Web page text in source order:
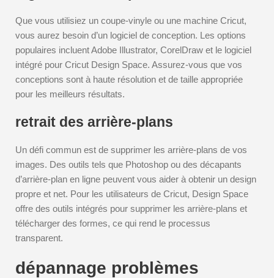
Que vous utilisiez un coupe-vinyle ou une machine Cricut,
vous aurez besoin d’un logiciel de conception. Les options
populaires incluent Adobe Illustrator, CorelDraw et le logiciel
intégré pour Cricut Design Space. Assurez-vous que vos
conceptions sont à haute résolution et de taille appropriée
pour les meilleurs résultats.
retrait des arrière-plans
Un défi commun est de supprimer les arrière-plans de vos
images. Des outils tels que Photoshop ou des décapants
d’arrière-plan en ligne peuvent vous aider à obtenir un design
propre et net. Pour les utilisateurs de Cricut, Design Space
offre des outils intégrés pour supprimer les arrière-plans et
télécharger des formes, ce qui rend le processus
transparent.
dépannage problèmes